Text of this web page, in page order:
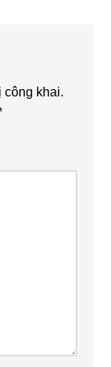
công khai.